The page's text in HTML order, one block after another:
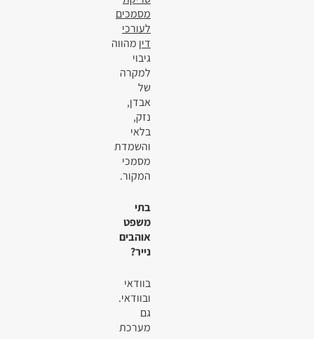
מסמכים
לעורכי
דין מהווה
גיבוי
למקרה
של
אבדן,
נזק,
בלאי
והשמדת
מסמכי
המקור.
בתי
משפט
אוהבים
נייר?
בוודאי
ובוודאי.
גם
מערכת